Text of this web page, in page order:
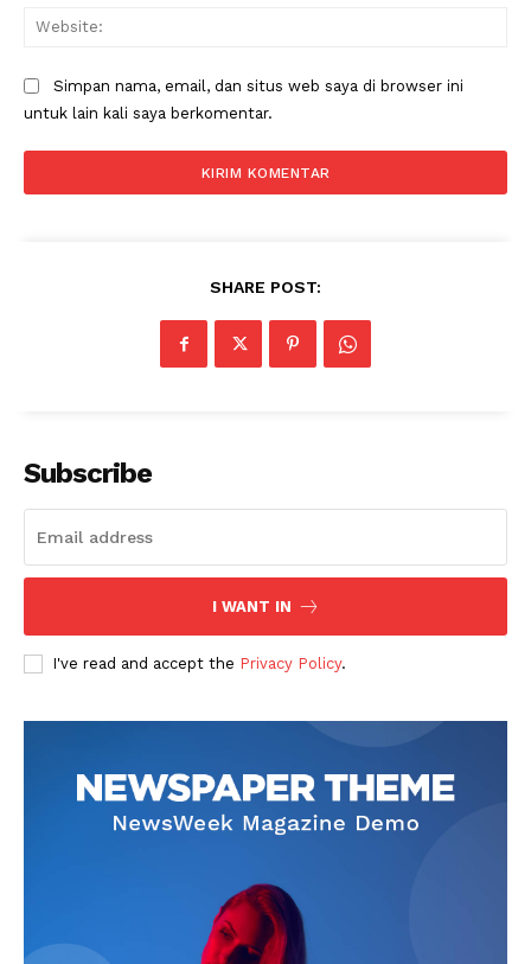
News Week
Magazine PRO
Simpan nama, email, dan situs web saya di browser ini
untuk lain kali saya berkomentar.
SHARE POST:
Subscribe
I WANT IN
I've read and accept the Privacy Policy.